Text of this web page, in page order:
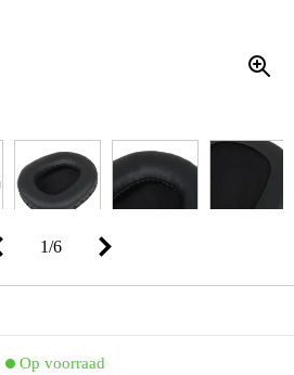
1/6
Op voorraad